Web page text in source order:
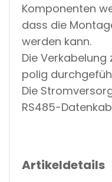
Komponenten
dass die
werden kann.
Die Verkabelung
polig
Die
RS485-
Artikeldetails